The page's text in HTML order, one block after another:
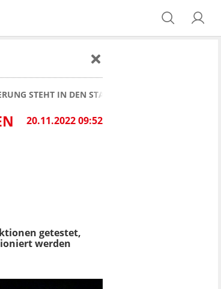
STEHT IN DEN STARTLÖCHERN!
20.11.2022 09:52
getestet,
werden